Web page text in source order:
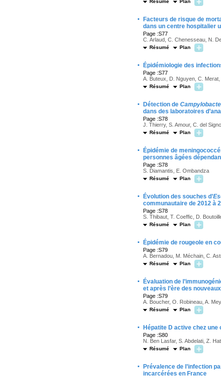
Résumé Plan
·
Facteurs de risque de
dans un centre hospitalier
Page :S77
C. Arlaud, C. Chenesseau, N.
Résumé Plan
· Épidémiologie des
Page :S77
A. Buteux, D. Nguyen, C.
Résumé Plan
· Détection de
dans des laboratoires
Page :S78
J. Thierry, S. Amour, C. del
Résumé Plan
·
Épidémie de
personnes âgées
Page :S78
S. Diamantis, E. Ombandza
Résumé Plan
· Évolution des souches d’
communautaire de 2012 à
Page :S78
S. Thibaut, T. Coeffic, D.
Résumé Plan
· Épidémie de rougeole en
Page :S79
A. Bernadou, M. Méchain, C.
Résumé Plan
·
Évaluation de
et après l’ère des
Page :S79
A. Boucher, O. Robineau, A.
Résumé Plan
· Hépatite D active chez
Page :S80
N. Ben Lasfar, S. Abdelati, Z.
Résumé Plan
·
Prévalence de l’infection
incarcérées en France